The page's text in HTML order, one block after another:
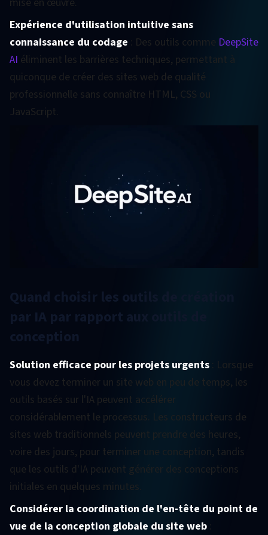
Expérience d'utilisation intuitive sans
connaissance du codage : Des outils comme DeepSite
AI éliminent les barrières techniques, permettant à
quiconque de créer des sites web de qualité
professionnelle sans connaître HTML, CSS ou
JavaScript.
Quand choisir les outils de création
par IA par rapport aux outils de
conception
Solution efficace pour les projets urgents : Lorsque
vous devez terminer un site web en peu de temps, les
outils basés sur l'IA peuvent accélérer
considérablement le processus. Les constructeurs de
sites web traditionnels peuvent prendre des heures,
voire des jours, pour terminer une conception, tandis
que les outils d'IA peuvent générer des conceptions
initiales en quelques minutes.
Considérer la coordination de l'en-tête du point de
vue de la conception globale du site web :